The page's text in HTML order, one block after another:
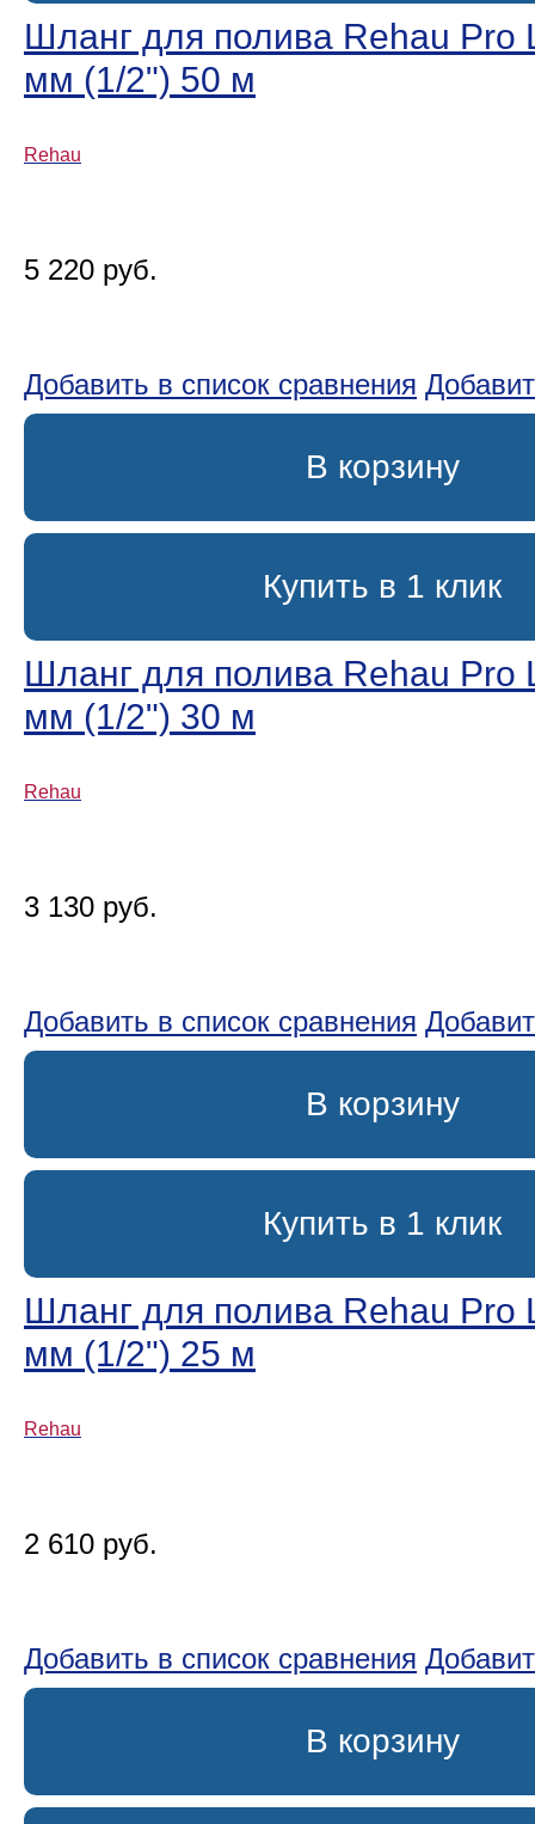
Шланг для полива Rehau Pro
мм (1/2ʺ) 50 м
Rehau
5 220 руб.
Добавить в список сравнения
В корзину
Купить в 1 клик
Шланг для полива Rehau Pro
мм (1/2ʺ) 30 м
Rehau
3 130 руб.
Добавить в список сравнения
В корзину
Купить в 1 клик
Шланг для полива Rehau Pro
мм (1/2ʺ) 25 м
Rehau
2 610 руб.
Добавить в список сравнения
В корзину